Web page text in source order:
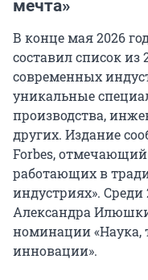
мечта»
В конце мая 2026
составил список
современных
уникальные
производства,
других. Издание
Forbes,
работающих в
индустриях». Среди
Александра
номинации «Наука,
инновации».